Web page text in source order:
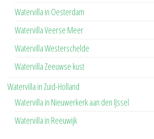
Watervilla in Oesterdam
Watervilla Veerse Meer
Watervilla Westerschelde
Watervilla Zeeuwse kust
Watervilla in Zuid-Holland
Watervilla in Nieuwerkerk aan den IJssel
Watervilla in Reeuwijk